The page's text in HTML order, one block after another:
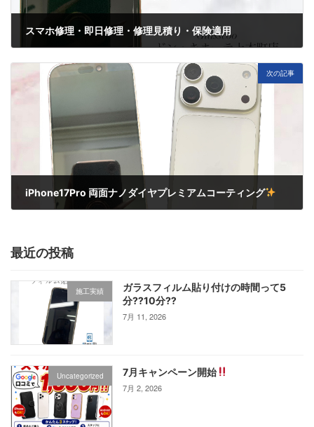
スマホ修理・即日修理・修理見積り・保険適用
次の記事
iPhone17Pro 両面ナノダイヤプレミアムコーティング
最近の投稿
施工実績
ガラスフィルム貼り付けの時間って5
分⁇10分⁇
7月 11, 2026
Uncategorized 7月キャンペーン開始
7月 2, 2026